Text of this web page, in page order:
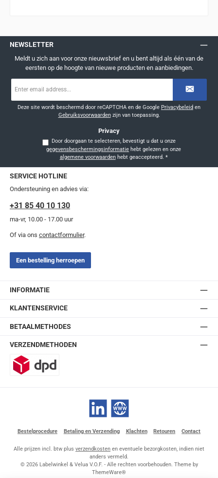
NEWSLETTER
Meldt u zich aan voor onze nieuwsbrief en u bent altijd als één van de
eersten op de hoogte van nieuwe producten en aanbiedingen.
mailadres
Deze site wordt beschermd door reCAPTCHA en de Google Privacybeleid en
Gebruiksvoorwaardenzijn van toepassing.
Privacy
Door doorgaan te selecteren, bevestigt u dat u onze
gegevensbeschermingsinformatie
algemene voorwaardenhebt geaccepteerd. *
SERVICE HOTLINE
Ondersteuning en advies via:
+31 85 40 10 130
ma-vr, 10.00 - 17.00 uur
Of via ons contactformulier.
Een bestelling herroepen
INFORMATIE
KLANTENSERVICE
BETAALMETHODES
VERZENDMETHODEN
LinkedIn Website
Bestelprocedure Betaling en Verzending Klachten Retouren Contact
Alle prijzen incl. btw plus verzendkosten en eventuele bezorgkosten, indien niet
anders vermeld.
© 2026 Labelwinkel & Velua V.O.F. - Alle rechten voorbehouden. Theme by
ThemeWare®